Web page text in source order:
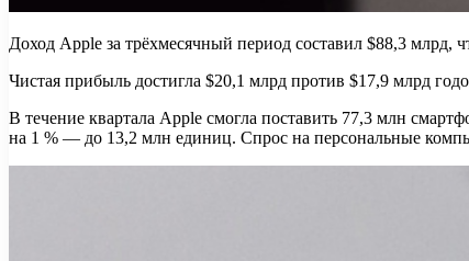
Доход Apple за трёхмесячный период составил $88,3 млрд,
Чистая прибыль достигла $20,1 млрд против $17,9 млрд
В течение квартала Apple смогла поставить 77,3 млн
на 1 % — до 13,2 млн единиц. Спрос на персональные